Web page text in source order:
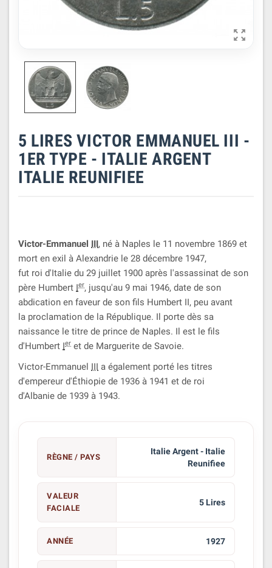

5 LIRES VICTOR EMMANUEL III -
1ER TYPE - ITALIE ARGENT
ITALIE REUNIFIEE
Victor-Emmanuel III, né à Naples le 11 novembre 1869 et
mort en exil à Alexandrie le 28 décembre 1947,
fut roi d'Italie du 29 juillet 1900 après l'assassinat de son
père Humbert Ier, jusqu'au 9 mai 1946, date de son
abdication en faveur de son fils Humbert II, peu avant
la proclamation de la République. Il porte dès sa
naissance le titre de prince de Naples. Il est le fils
d'Humbert Ier et de Marguerite de Savoie.
Victor-Emmanuel III a également porté les titres
d'empereur d'Éthiopie de 1936 à 1941 et de roi
d'Albanie de 1939 à 1943.
RÈGNE / PAYS
Italie Argent - Italie
Reunifiee
VALEUR
FACIALE
5 Lires
ANNÉE 1927